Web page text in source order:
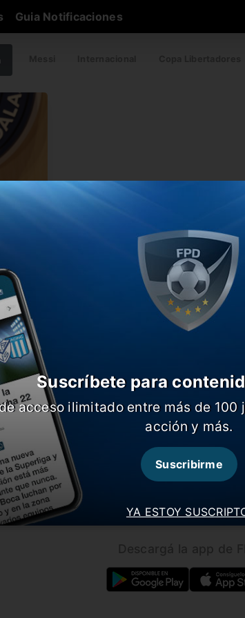
Guia Notificaciones
el
CARGAR MÁS NOTICIAS
YA ESTOY
Suscríbete para
acceso ilimitado entre más de
acción y más.
Suscribirme